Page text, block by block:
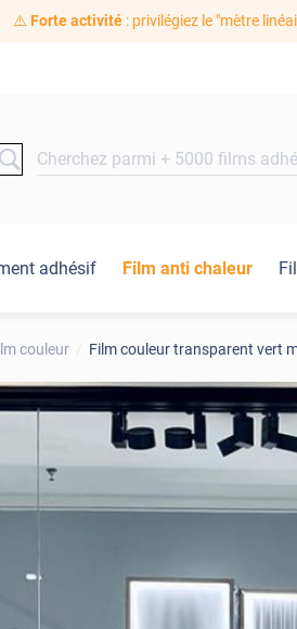
⚠️ Forte activité: privilégiez le "mètre
adhésif Film anti chaleur
couleur Film couleur transparent vert